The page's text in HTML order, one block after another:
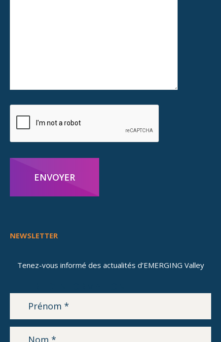
ENVOYER
NEWSLETTER
Tenez-vous informé des actualités d’EMERGING Valley